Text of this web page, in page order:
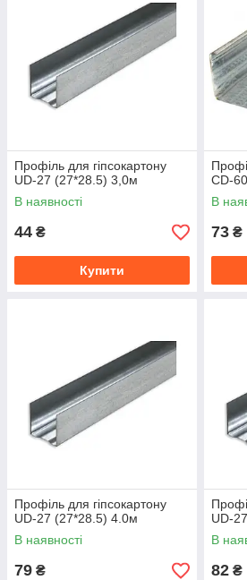
Профіль для гіпсокартону
UD-27 (27*28.5) 3,0м
В наявності
44 ₴
Купити
СD-
В
73 ₴
Профіль для гіпсокартону
UD-27 (27*28.5) 4.0м
В наявності
79 ₴
UD-
В
82 ₴